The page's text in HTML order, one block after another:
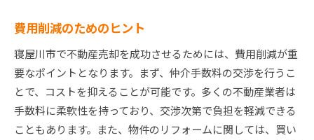
費用削減のためのヒント
寝屋川市で不動産売却を成功させるためには、費用削減が重
要なポイントとなります。まず、仲介手数料の交渉を行うこ
とで、コストを抑えることが可能です。多くの不動産業者は
手数料に柔軟性を持っており、交渉次第で負担を軽減できる
こともあります。また、物件のリフォームに関しては、買い